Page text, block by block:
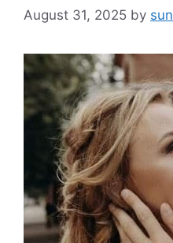
August 31, 2025 by